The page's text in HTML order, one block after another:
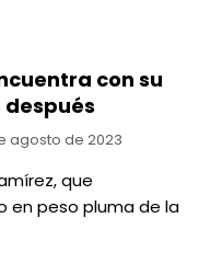
con su
después
agosto de 2023
que
en peso pluma de la